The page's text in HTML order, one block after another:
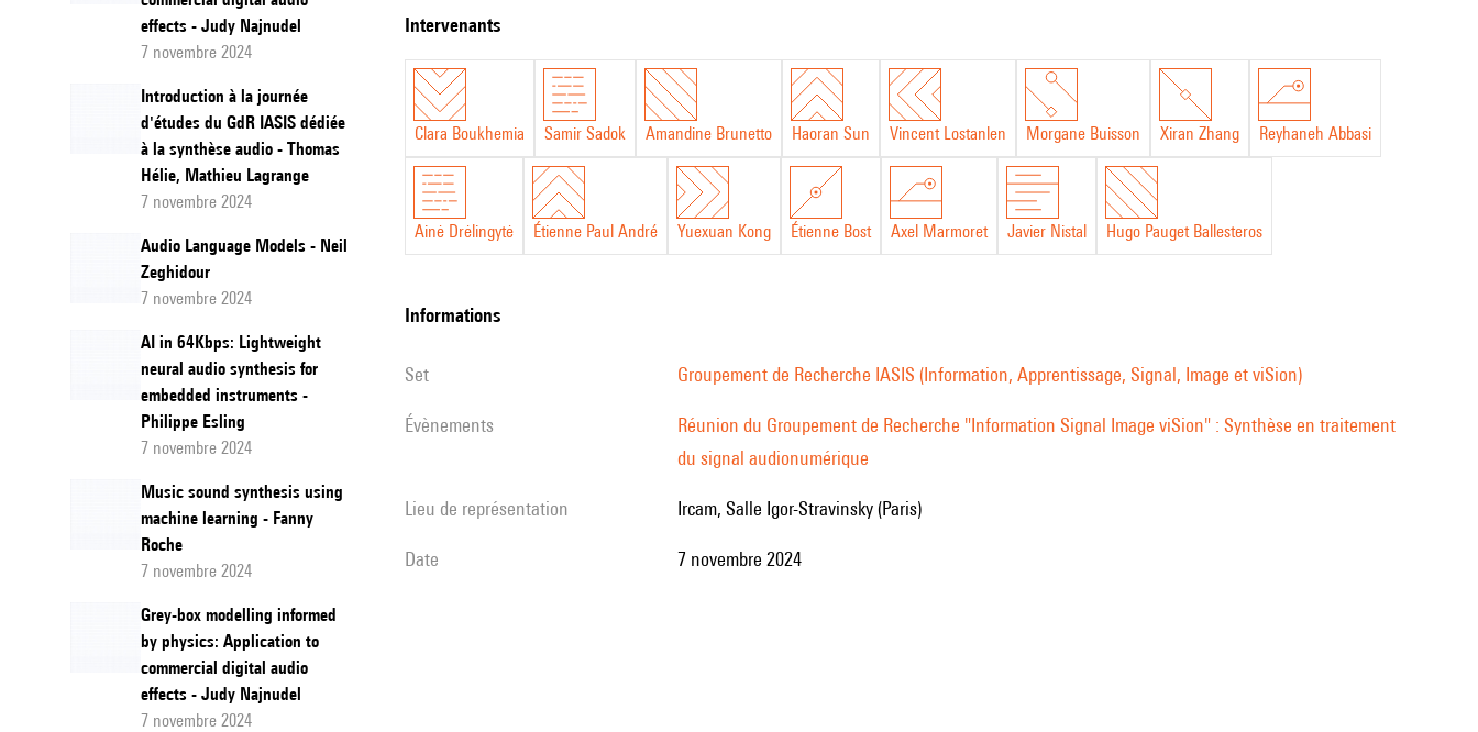
effects - Judy Najnudel
7 novembre 2024
Introduction à la journée
d'études du GdR IASIS dédiée
à la synthèse audio - Thomas
Hélie, Mathieu Lagrange
7 novembre 2024
Audio Language Models - Neil
Zeghidour
7 novembre 2024
AI in 64Kbps: Lightweight
neural audio synthesis for
embedded instruments -
Philippe Esling
7 novembre 2024
Music sound synthesis using
machine learning - Fanny
Roche
7 novembre 2024
Grey-box modelling informed
by physics: Application to
commercial digital audio
effects - Judy Najnudel
7 novembre 2024
intervenants
Clara Boukhemia Samir Sadok Amandine Brunetto Haoran Sun Vincent Lostanlen Morgane Buisson Xiran Zhang Reyhaneh Abbasi
Ainė Drėlingytė Étienne Paul André Yuexuan Kong Étienne Bost Axel Marmoret Javier Nistal Hugo Pauget Ballesteros
informations
set Groupement de Recherche IASIS (Information, Apprentissage, Signal, Image et viSion)
évènements
Réunion du Groupement de Recherche "Information Signal Image viSion" : Synthèse en traitement
du signal audionumérique
Lieu de représentation Ircam, Salle Igor-Stravinsky (Paris)
date 7 novembre 2024